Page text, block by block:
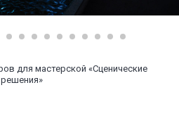
для мастерской «Сценические
решения»